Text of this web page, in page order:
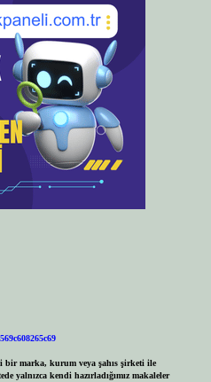
bir marka, kurum veya şahıs şirketi ile
yalnızca kendi hazırladığımız makaleler